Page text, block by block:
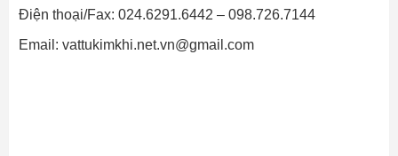
Điện thoại/Fax: 024.6291.6442 – 098.726.7144
Email: vattukimkhi.net.vn@gmail.com